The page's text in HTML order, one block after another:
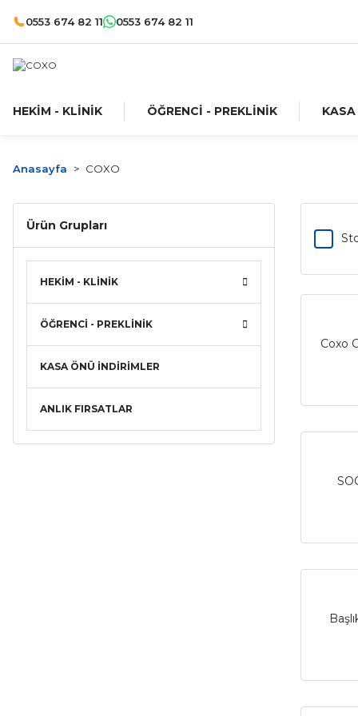
0553 674 82 11 0553 674 82 11
HEKİM - KLİNİK ÖĞRENCİ - PREKLİNİK
Anasayfa COXO
Ürün Grupları
HEKİM - KLİNİK
ÖĞRENCİ - PREKLİNİK
KASA ÖNÜ İNDİRİMLER
ANLIK FIRSATLAR
Coxo